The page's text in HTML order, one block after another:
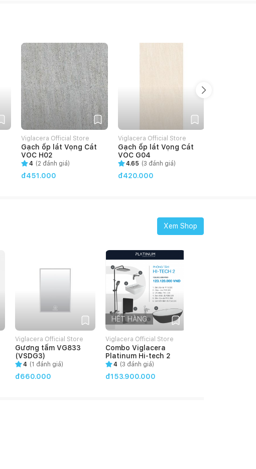
Viglacera Official Store
Gạch ốp lát Vọng Cát
VOC H02
4 (2 đánh giá)
đ451.000
Viglacera Official Store
Gạch ốp lát Vọng Cát
VOC G04
4.65 (3 đánh giá)
đ420.000
Xem Shop
Viglacera Official Store
Gương tấm VG833
(VSDG3)
4 (1 đánh giá)
đ660.000
HẾT HÀNG
Viglacera Official Store
Combo Viglacera
Platinum Hi-tech 2
4 (3 đánh giá)
đ153.900.000